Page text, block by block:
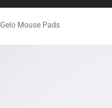
Gelo Mouse Pads